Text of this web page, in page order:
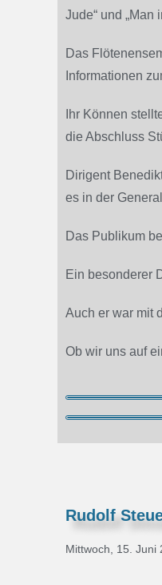
Jude“ und
Das
Informationen
Ihr Können
die Abschluss
Dirigent
es in der
Das Publikum
Ein besonderer
Auch er war mit
Ob wir uns auf
Rudolf
Mittwoch, 15. Juni